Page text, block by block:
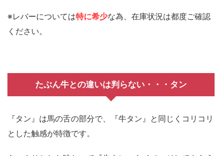
※レバーについては特に希少な為、在庫状況は都度ご確認
ください。
たぶん牛との違いは判らない・・・タン
『タン』は馬の舌の部分で、『牛タン』と同じくコリコリ
とした触感が特徴です。